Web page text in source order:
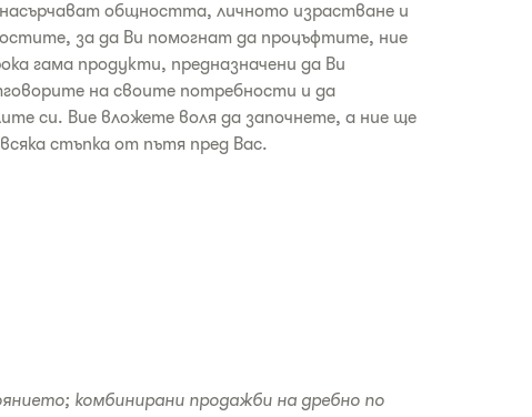
общността, личното израстване и
за да Ви помогнат да процъфтите, ние
гама продукти, предназначени да Ви
на своите потребности и да
си. Вие вложете воля да започнете, а ние ще
стъпка от пътя пред Вас.
комбинирани продажби на дребно по